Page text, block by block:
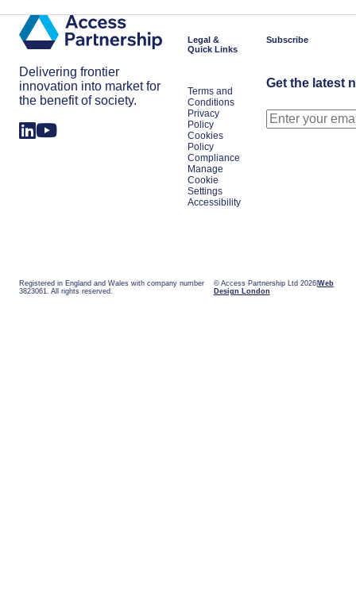
Delivering frontier
innovation into market for
the benefit of society.
Legal &
Quick Links
Terms and
Conditions
Privacy
Policy
Cookies
Policy
Compliance
Manage
Cookie
Settings
Accessibility
Subscribe
Get the latest
Registered in England and Wales with company number
3823061. All rights reserved.
© Access Partnership Ltd 2026 Web
Design London